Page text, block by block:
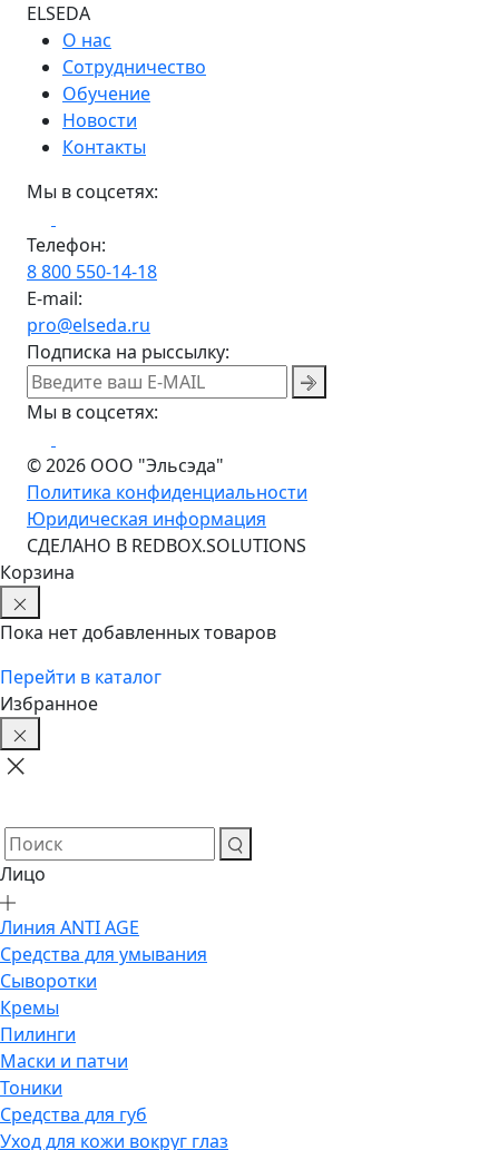
ELSEDA
О нас
Сотрудничество
Обучение
Новости
Контакты
Мы в соцсетях:
Телефон:
8 800 550-14-18
E-mail:
pro@elseda.ru
Подписка на рыссылку:
Мы в соцсетях:
© 2026 ООО "Эльсэда"
Политика конфиденциальности
Юридическая информация
CДЕЛАНО В REDBOX.SOLUTIONS
Корзина
Пока нет добавленных товаров
Перейти в каталог
Избранное
Лицо
Линия ANTI AGE
Средства для умывания
Сыворотки
Кремы
Пилинги
Маски и патчи
Тоники
Средства для губ
Уход для кожи вокруг глаз